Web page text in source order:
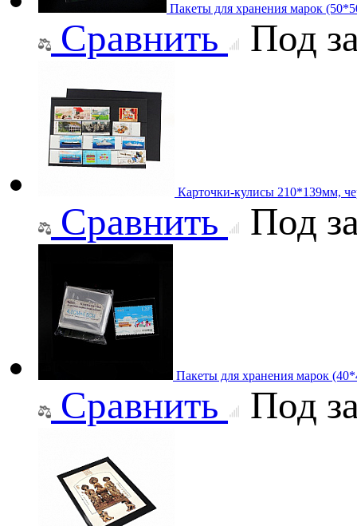
Пакеты для хранения марок
Сравнить Под
Карточки-кулисы 210*139мм,
Сравнить Под
Пакеты для хранения марок
Сравнить Под